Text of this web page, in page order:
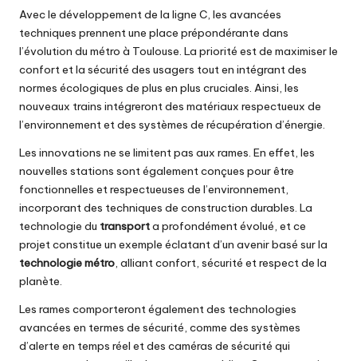
Avec le développement de la ligne C, les avancées
techniques prennent une place prépondérante dans
l’évolution du métro à Toulouse. La priorité est de maximiser le
confort et la sécurité des usagers tout en intégrant des
normes écologiques de plus en plus cruciales. Ainsi, les
nouveaux trains intégreront des matériaux respectueux de
l’environnement et des systèmes de récupération d’énergie.
Les innovations ne se limitent pas aux rames. En effet, les
nouvelles stations sont également conçues pour être
fonctionnelles et respectueuses de l’environnement,
incorporant des techniques de construction durables. La
technologie du transporta profondément évolué, et ce
projet constitue un exemple éclatant d’un avenir basé sur la
technologie métro, alliant confort, sécurité et respect de la
planète.
Les rames comporteront également des technologies
avancées en termes de sécurité, comme des systèmes
d’alerte en temps réel et des caméras de sécurité qui